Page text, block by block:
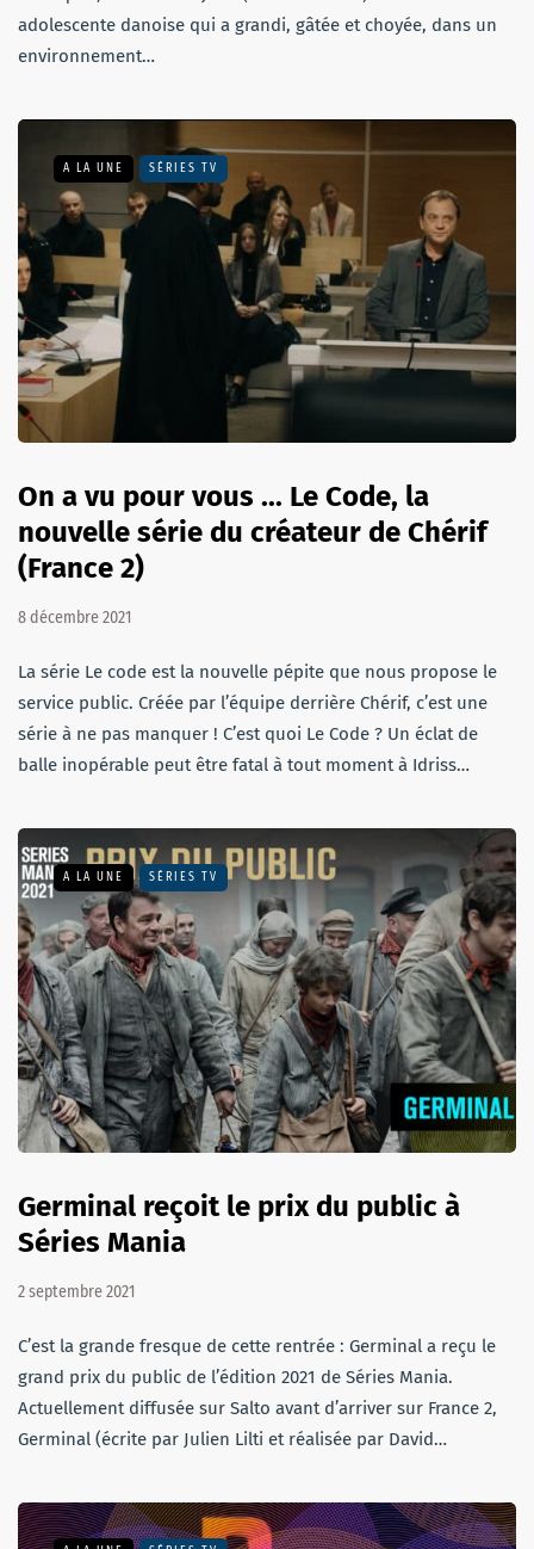
adolescente danoise qui a grandi, gâtée et choyée, dans un
environnement…
A LA UNE SÉRIES TV
On a vu pour vous ... Le Code, la
nouvelle série du créateur de Chérif
(France 2)
8 décembre 2021
La série Le code est la nouvelle pépite que nous propose le
service public. Créée par l’équipe derrière Chérif, c’est une
série à ne pas manquer ! C’est quoi Le Code ? Un éclat de
balle inopérable peut être fatal à tout moment à Idriss…
A LA UNE SÉRIES TV
Germinal reçoit le prix du public à
Séries Mania
2 septembre 2021
C’est la grande fresque de cette rentrée : Germinal a reçu le
grand prix du public de l’édition 2021 de Séries Mania.
Actuellement diffusée sur Salto avant d’arriver sur France 2,
Germinal (écrite par Julien Lilti et réalisée par David…